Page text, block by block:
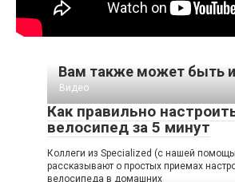
Вам также может быть
Видео
Как правильно
велосипед за 5 минут
Коллеги из Specialized (с нашей
рассказывают о простых приемах
велосипеда в домашних